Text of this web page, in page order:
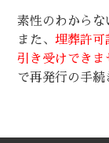
素性のわからな
また、埋葬許可
引き受けできま
で再発行の手続